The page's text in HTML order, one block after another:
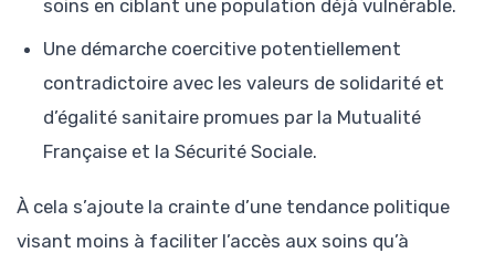
soins en ciblant une population déjà vulnérable.
Une démarche coercitive potentiellement
contradictoire avec les valeurs de solidarité et
d’égalité sanitaire promues par la Mutualité
Française et la Sécurité Sociale.
À cela s’ajoute la crainte d’une tendance politique
visant moins à faciliter l’accès aux soins qu’à